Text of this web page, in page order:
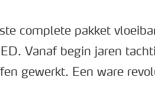
complete pakket
Vanaf begin jaren
gewerkt. Een ware